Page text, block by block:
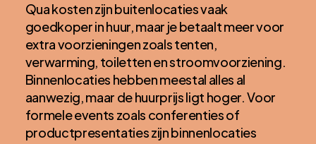
Qua kosten zijn buitenlocaties vaak
goedkoper in huur, maar je betaalt meer voor
extra voorzieningen zoals tenten,
verwarming, toiletten en stroomvoorziening.
Binnenlocaties hebben meestal alles al
aanwezig, maar de huurprijs ligt hoger. Voor
formele events zoals conferenties of
productpresentaties zijn binnenlocaties